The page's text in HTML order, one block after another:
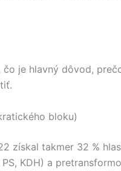
je hlavný dôvod,
bloku)
získal takmer 32 %
KDH) a